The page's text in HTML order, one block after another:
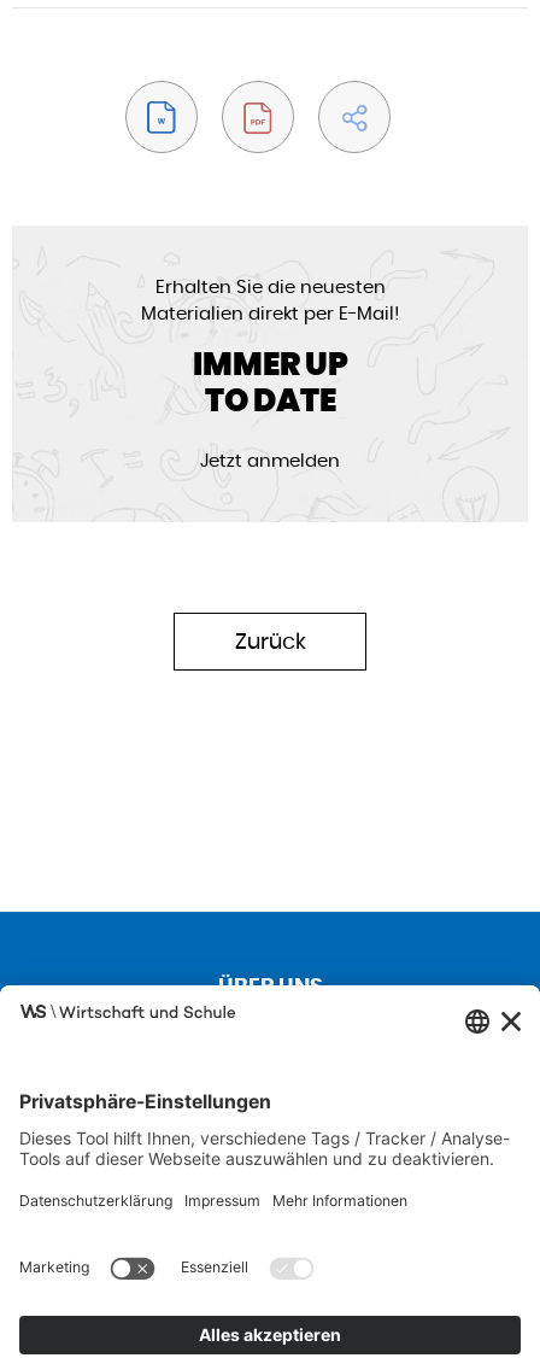
Erhalten Sie die neuesten
Materialien direkt per E-Mail!
IMMER UP
TO DATE
Jetzt anmelden
Zurück
ÜBER UNS
Über uns
Besuchen Sie auch unsere Partnerseiten
FIT FÜR DIE WIRTSCHAFT